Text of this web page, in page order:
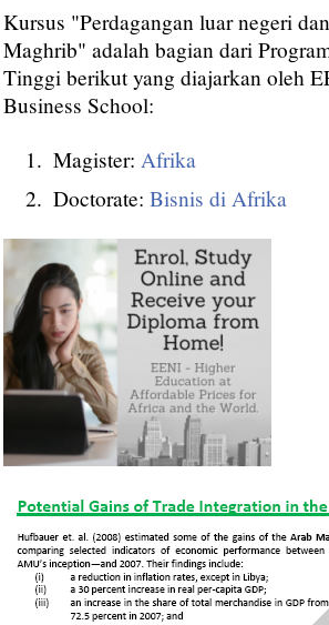
Kursus "Perdagangan luar negeri
Maghrib" adalah bagian dari
Tinggi berikut yang diajarkan oleh
Business School:
Magister: Afrika
Doctorate: Bisnis di Afrika